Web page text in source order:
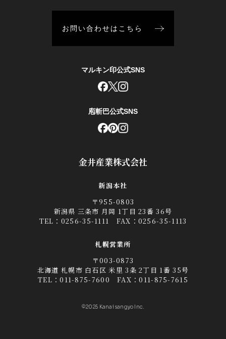
金井産業株式会社
新潟本社
〒955-0803
新潟県 三条市 月岡 1丁目 23番 36号
TEL： 0256-35-1111 FAX：0256-35-1113
札幌営業所
〒003-0873
北海道 札幌市 白石区 米里 3条 2丁目 1番 35号
TEL：011-875-7600 FAX：011-875-7615
©2025 Kanai sangyo Inc.
お問い合わせはこちら
マルキン印公式SNS
庖斬巴公式SNS